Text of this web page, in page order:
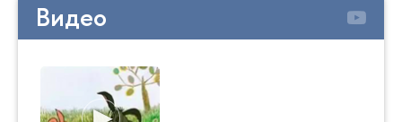
Видео